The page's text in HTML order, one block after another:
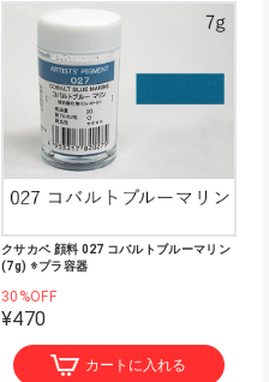
クサカベ 顔料 027 コバルトブルーマリン
(7g) ※プラ容器
30%OFF
¥470
カートに入れる